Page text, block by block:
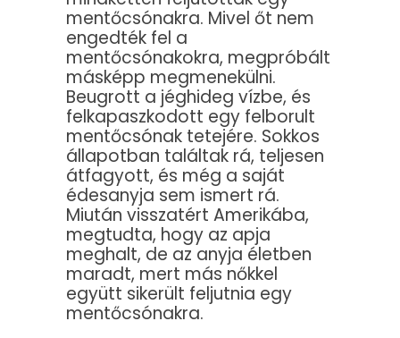
mentőcsónakra. Mivel őt nem
engedték fel a
mentőcsónakokra, megpróbált
másképp megmenekülni.
Beugrott a jéghideg vízbe, és
felkapaszkodott egy felborult
mentőcsónak tetejére. Sokkos
állapotban találtak rá, teljesen
átfagyott, és még a saját
édesanyja sem ismert rá.
Miután visszatért Amerikába,
megtudta, hogy az apja
meghalt, de az anyja életben
maradt, mert más nőkkel
együtt sikerült feljutnia egy
mentőcsónakra.